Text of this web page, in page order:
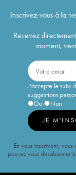
Inscrivez-vous à la
Recevez
moment,
J'accepte le suivi
suggestions
Oui
Non
JE
En vous inscrivant,
pouvez vous désabonner